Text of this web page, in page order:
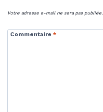
Votre adresse e-mail ne sera pas publiée.
Commentaire *